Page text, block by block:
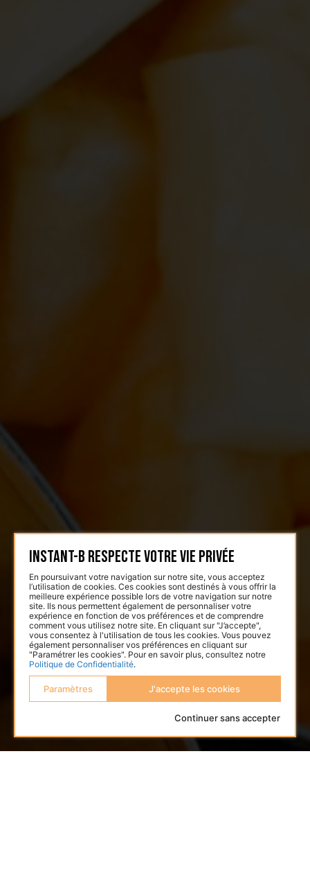
Instant-B respecte votre vie privée
En poursuivant votre navigation sur notre site, vous acceptez
l’utilisation de cookies. Ces cookies sont destinés à vous offrir la
meilleure expérience possible lors de votre navigation sur notre
site. Ils nous permettent également de personnaliser votre
expérience en fonction de vos préférences et de comprendre
comment vous utilisez notre site. En cliquant sur "J’accepte",
vous consentez à l'utilisation de tous les cookies. Vous pouvez
également personnaliser vos préférences en cliquant sur
"Paramétrer les cookies". Pour en savoir plus, consultez notre
Politique de Confidentialité.
J'accepte les cookies
Continuer sans accepter
Paramètres